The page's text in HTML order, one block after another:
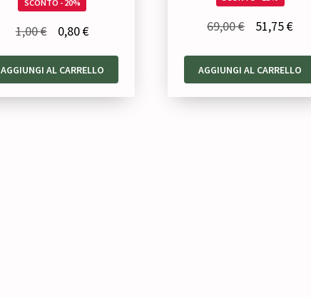
SCONTO - 20%
1,00€
originale
0,80€Il
attuale
AGGIUNGI AL CARRELLO
69,00€
originale
era:
51,75€Il
è:
AGGIUNGI AL CARRELLO